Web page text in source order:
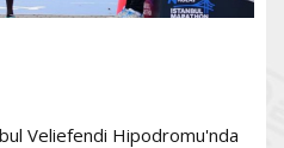
Veliefendi Hipodromu'nda